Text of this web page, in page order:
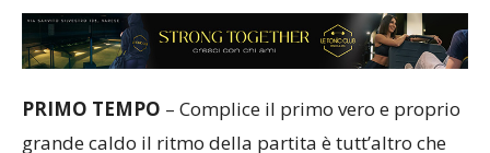
PRIMO TEMPO – Complice il primo vero e proprio
grande caldo il ritmo della partita è tutt’altro che